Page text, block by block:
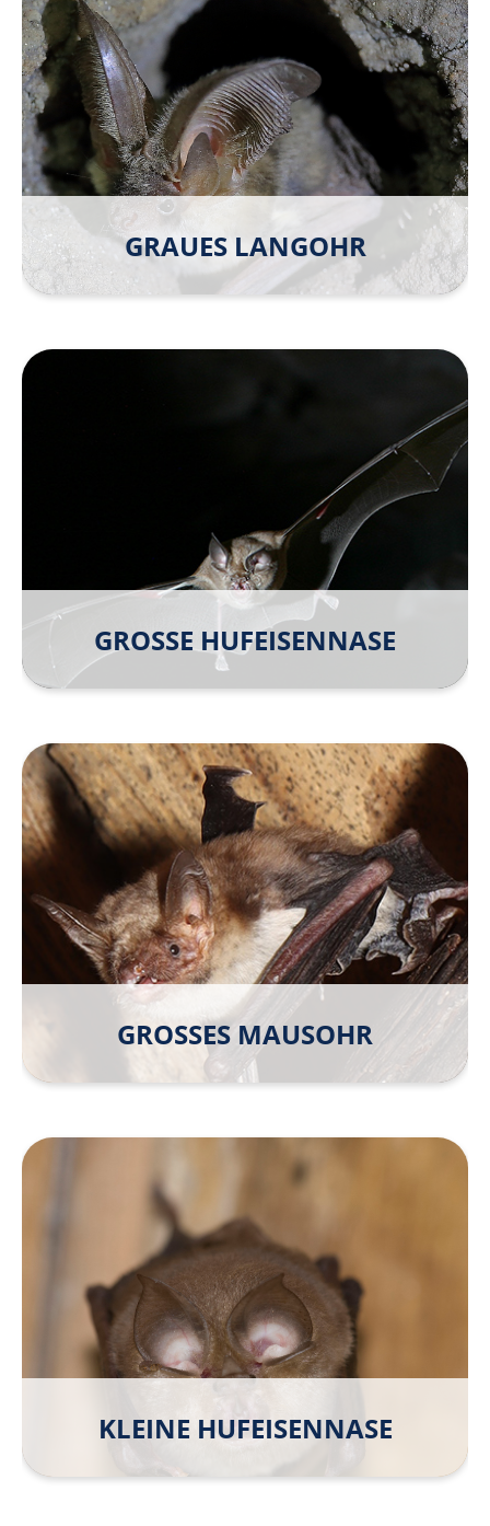
GRAUES LANGOHR
GROSSE HUFEISEN­NASE
GROSSES MAUS­OHR
KLEINE HUFEISEN­NASE